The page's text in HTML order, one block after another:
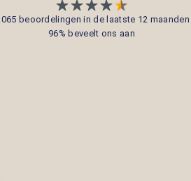
beoordelingen in de laatste 12 maanden
96% beveelt ons aan